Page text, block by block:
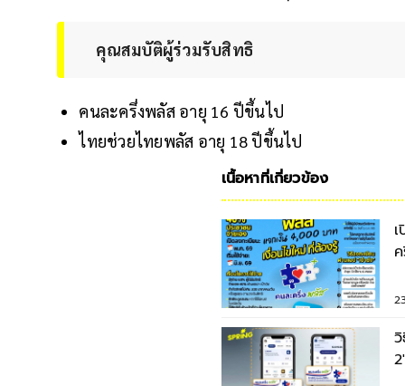
คุณสมบัติผู้ร่วมรับสิทธิ
คนละครึ่งพลัส อายุ 16 ปีขึ้นไป
ไทยช่วยไทยพลัส อายุ 18 ปีขึ้นไป
เนื้อหาที่เกี่ยวข้อง